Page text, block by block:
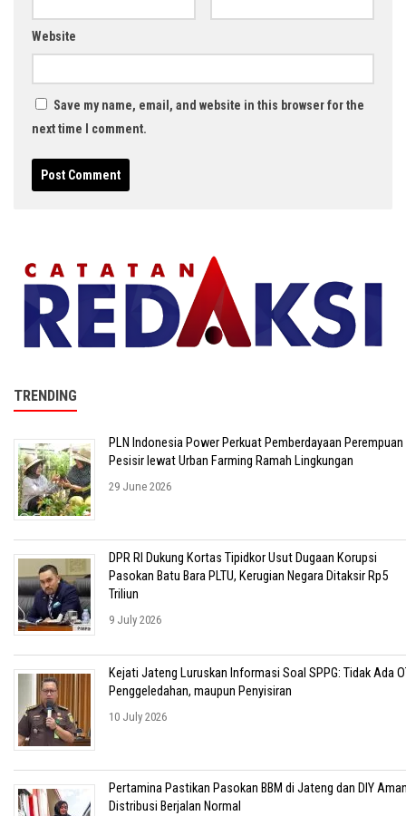
Website
Save my name, email, and website in this browser for the
next time I comment.
TRENDING
PLN Indonesia Power Perkuat Pemberdayaan Perempuan
Pesisir lewat Urban Farming Ramah Lingkungan
29 June 2026
DPR RI Dukung Kortas Tipidkor Usut Dugaan Korupsi
Pasokan Batu Bara PLTU, Kerugian Negara Ditaksir Rp5
Triliun
9 July 2026
Kejati Jateng Luruskan Informasi Soal SPPG: Tidak Ada
Penggeledahan, maupun Penyisiran
10 July 2026
Pertamina Pastikan Pasokan BBM di Jateng dan DIY
Distribusi Berjalan Normal